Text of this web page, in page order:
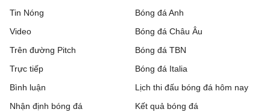
Tin Nóng
Video
Trên đường Pitch
Trực tiếp
Bóng đá Anh
Bóng đá Châu Âu
Bóng đá TBN
Bóng đá Italia
Bình luận
Nhận định bóng đá
Lịch thi đấu bóng đá hôm nay
Kết quả bóng đá